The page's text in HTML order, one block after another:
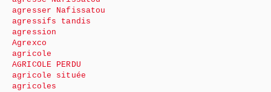
agresser Nafissatou
agressifs tandis
agression
Agrexco
agricole
AGRICOLE PERDU
agricole située
agricoles